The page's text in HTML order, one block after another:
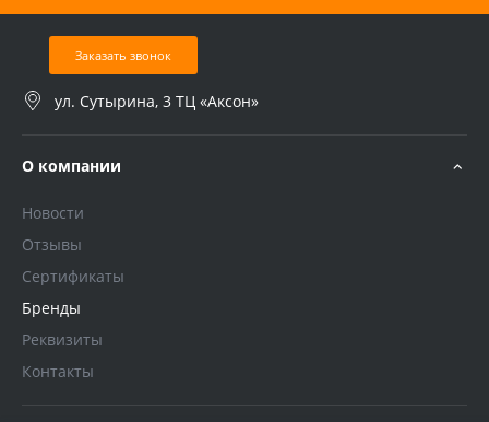
Заказать звонок
ул. Сутырина, 3 ТЦ «Аксон»
О компании
Новости
Отзывы
Сертификаты
Бренды
Реквизиты
Контакты